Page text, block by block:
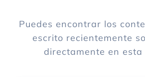
Puedes encontrar los
escrito recientemente
directamente en esta